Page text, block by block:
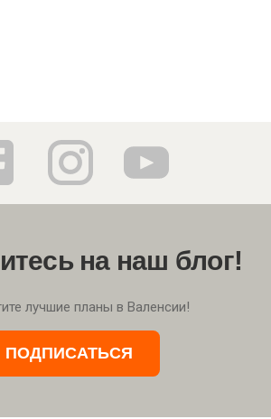
на наш блог!
лучшие планы в Валенсии!
ПОДПИСАТЬСЯ